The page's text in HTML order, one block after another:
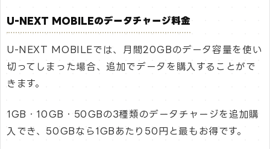
U-NEXT MOBILEのデータチャージ料金
U-NEXT MOBILEでは、月間20GBのデータ容量を使い
切ってしまった場合、追加でデータを購入することがで
きます。
1GB・10GB・50GBの3種類のデータチャージを追加購
入でき、50GBなら1GBあたり50円と最もお得です。